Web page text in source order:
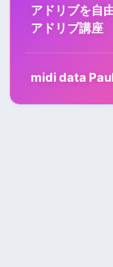
アドリブを自
アドリブ講座
midi data